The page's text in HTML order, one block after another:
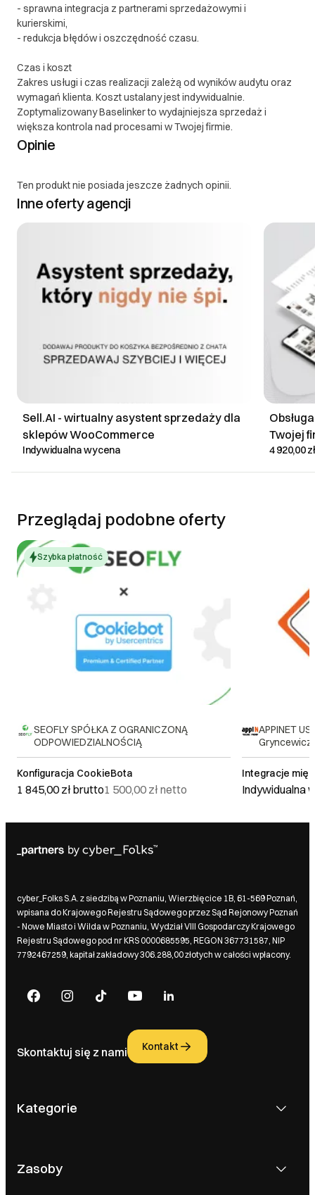
- sprawna integracja z partnerami sprzedażowymi i
kurierskimi,
- redukcja błędów i oszczędność czasu.
Czas i koszt
Zakres usługi i czas realizacji zależą od wyników audytu oraz
wymagań klienta. Koszt ustalany jest indywidualnie.
Zoptymalizowany Baselinker to wydajniejsza sprzedaż i
większa kontrola nad procesami w Twojej firmie.
Opinie
Ten produkt nie posiada jeszcze żadnych opinii.
Inne oferty agencji
Sell.AI - wirtualny asystent sprzedaży dla
sklepów WooCommerce
Indywidualna wycena
Twojej
4 920,00 zł
Przeglądaj podobne oferty
Szybka płatność
SEOFLY SPÓŁKA Z OGRANICZONĄ
ODPOWIEDZIALNOŚCIĄ
Konfiguracja CookieBota
1 845,00 zł brutto1 500,00 zł netto
APPINET
Gryncewicz
Integracje
Indywidualna
cyber_Folks S.A. z siedzibą w Poznaniu, Wierzbięcice 1B, 61-569 Poznań,
wpisana do Krajowego Rejestru Sądowego przez Sąd Rejonowy Poznań
- Nowe Miasto i Wilda w Poznaniu, Wydział VIII Gospodarczy Krajowego
Rejestru Sądowego pod nr KRS 0000685595, REGON 367731587, NIP
7792467259, kapitał zakładowy 306.288,00 złotych w całości wpłacony.
Skontaktuj się z nami Kontakt
Kategorie
Zasoby